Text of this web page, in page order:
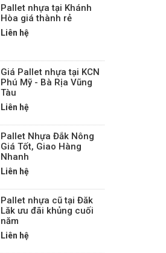
Pallet nhựa tại Khánh
Hòa giá thành rẻ
Liên hệ
Giá Pallet nhựa tại KCN
Phú Mỹ - Bà Rịa Vũng
Tàu
Liên hệ
Pallet Nhựa Đắk Nông
Giá Tốt, Giao Hàng
Nhanh
Liên hệ
Pallet nhựa cũ tại Đăk
Lăk ưu đãi khủng cuối
năm
Liên hệ